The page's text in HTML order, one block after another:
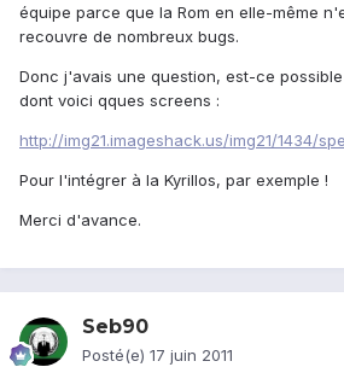
équipe parce que la Rom en elle-même
recouvre de nombreux bugs.
Donc j'avais une question, est-ce
dont voici qques screens :
http://img21.imageshack.us/img21/1434/
Pour l'intégrer à la Kyrillos, par exemple !
Merci d'avance.
Seb90
Posté(e) 17 juin 2011